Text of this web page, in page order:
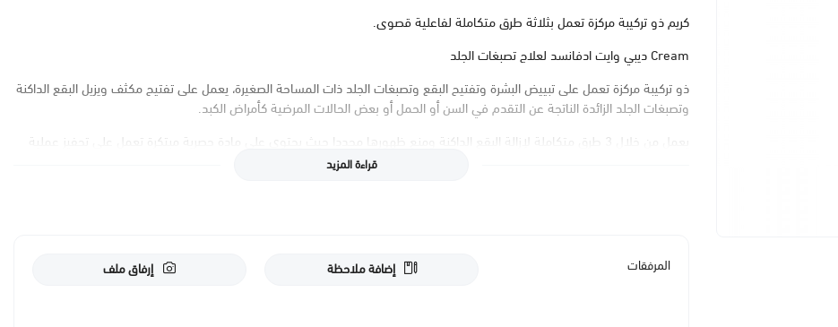
كريم ذو تركيبة مركزة تعمل بثلاثة طرق متكاملة لفاعلية قصوى.
Cream ديبي وايت ادفانسد لعلاج تصبغات الجلد
ذو تركيبة مركزة تعمل على تبييض البشرة وتفتيح البقع وتصبغات الجلد ذات المساحة الصغيرة، يعمل على تفتيح مكثف ويزيل البقع الداكنة
وتصبغات الجلد الزائدة الناتجة عن التقدم في السن أو الحمل أو بعض الحالات المرضية كأمراض الكبد.
يعمل من خلال 3 طرق متكاملة لإزالة البقع الداكنة ومنع ظهورها مجددا حيث يحتوي على مادة حصرية مبتكرة تعمل على تحفيز عملية
تكسير مادة الميلانين المسئولة عن تصبغ الجلد للتخلص من صبغة الميلانين الزائدة.
يعمل على تفتيح البشرة وتبييض الوجه من آثار حب الشباب، كما يقلل من تكوّن تصبغات الوجه والجسم مجددا.
قراءة المزيد
المرفقات إضافة ملاحظة إرفاق ملف